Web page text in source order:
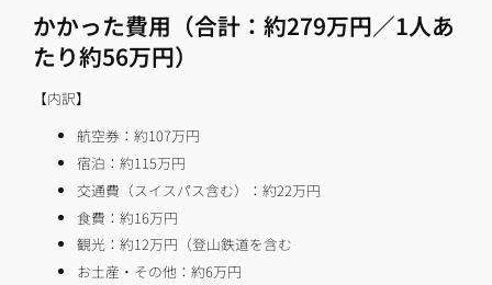
かかった費用（合計：約279万円／1人あ
たり約56万円）
【内訳】
航空券：約107万円
宿泊：約115万円
交通費（スイスパス含む）：約22万円
食費：約16万円
観光：約12万円（登山鉄道を含む
お土産・その他：約6万円